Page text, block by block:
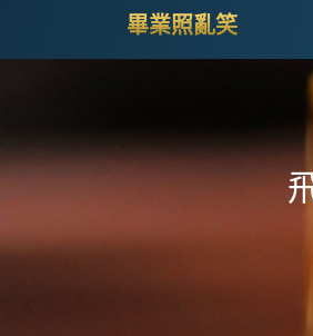
Enter)
畢業照亂笑